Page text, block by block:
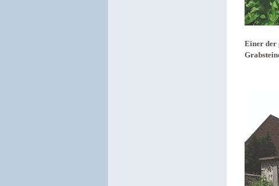
Einer der